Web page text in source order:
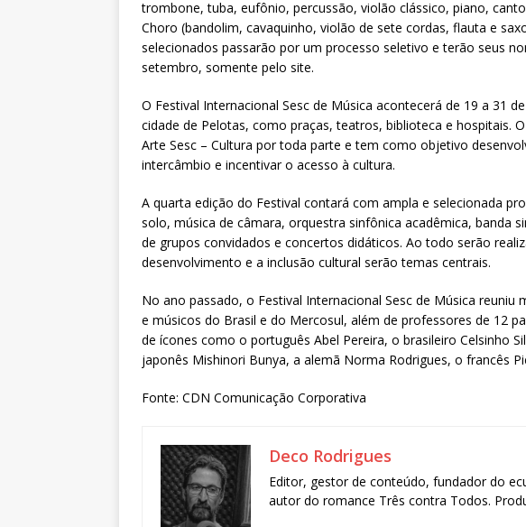
trombone, tuba, eufônio, percussão, violão clássico, piano,
Choro (bandolim, cavaquinho, violão de sete cordas, flauta e
selecionados passarão por um processo seletivo e terão seus
setembro, somente pelo site.
O Festival Internacional Sesc de Música acontecerá de 19 a 31
cidade de Pelotas, como praças, teatros, biblioteca e hospitais.
Arte Sesc – Cultura por toda parte e tem como objetivo
intercâmbio e incentivar o acesso à cultura.
A quarta edição do Festival contará com ampla e selecionada
solo, música de câmara, orquestra sinfônica acadêmica, banda
de grupos convidados e concertos didáticos. Ao todo serão
desenvolvimento e a inclusão cultural serão temas centrais.
No ano passado, o Festival Internacional Sesc de Música reuniu
e músicos do Brasil e do Mercosul, além de professores de 12
de ícones como o português Abel Pereira, o brasileiro Celsinho
japonês Mishinori Bunya, a alemã Norma Rodrigues, o francês
Fonte: CDN Comunicação Corporativa
Deco Rodrigues
Editor, gestor de conteúdo, fundador do
autor do romance Três contra Todos.